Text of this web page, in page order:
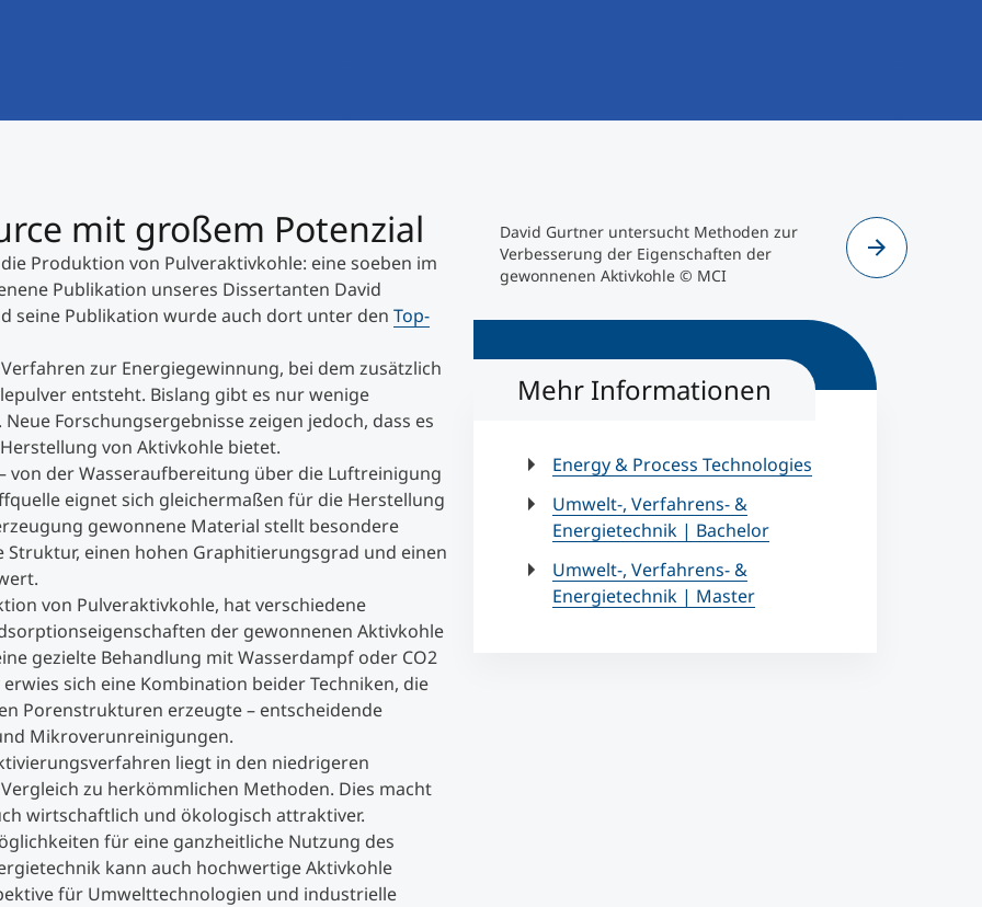
Masterclasses
Management-Seminare
Technische Weiterbildung
Maßgeschneiderte Programme
Studienberatung
Executive Education Finder
mit großem Potenzial
Produktion von Pulveraktivkohle: eine soeben im
Publikation unseres Dissertanten David
seine Publikation wurde auch dort unter den Top-
zur Energiegewinnung, bei dem zusätzlich
entsteht. Bislang gibt es nur wenige
Forschungsergebnisse zeigen jedoch, dass es
von Aktivkohle bietet.
von der Wasseraufbereitung über die Luftreinigung
eignet sich gleichermaßen für die Herstellung
gewonnene Material stellt besondere
einen hohen Graphitierungsgrad und einen
von Pulveraktivkohle, hat verschiedene
der gewonnenen Aktivkohle
gezielte Behandlung mit Wasserdampf oder CO2
sich eine Kombination beider Techniken, die
Porenstrukturen erzeugte – entscheidende
Mikroverunreinigungen.
liegt in den niedrigeren
zu herkömmlichen Methoden. Dies macht
wirtschaftlich und ökologisch attraktiver.
für eine ganzheitliche Nutzung des
kann auch hochwertige Aktivkohle
für Umwelttechnologien und industrielle
David Gurtner untersucht Methoden zur
Verbesserung der Eigenschaften der
gewonnenen Aktivkohle © MCI
Mehr Informationen
Energy & Process Technologies
Umwelt-, Verfahrens- &
Energietechnik | Bachelor
Umwelt-, Verfahrens- &
Energietechnik | Master